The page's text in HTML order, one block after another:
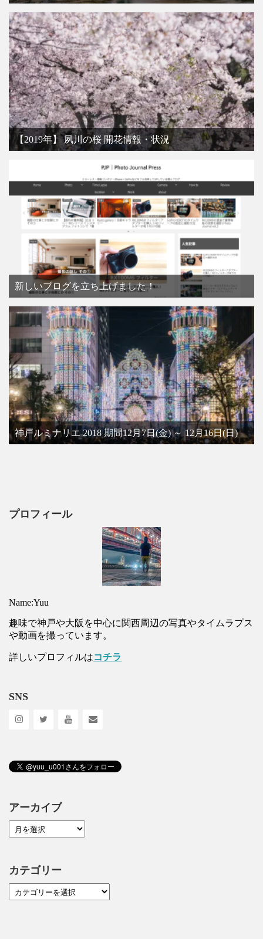
【2019年】 夙川の桜 開花情報・状況
新しいブログを立ち上げました！
神戸ルミナリエ 2018 期間12月7日(金) ～ 12月16日(日)
プロフィール
Name:Yuu
趣味で神戸や大阪を中心に関西周辺の写真やタイムラプス
や動画を撮っています。
詳しいプロフィルはコチラ
SNS
アーカイブ
カテゴリー